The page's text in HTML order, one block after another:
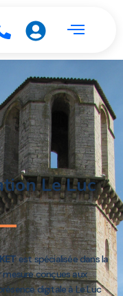
Le Luc
est spécialisée dans la
conçues aux
digitale à Le Luc